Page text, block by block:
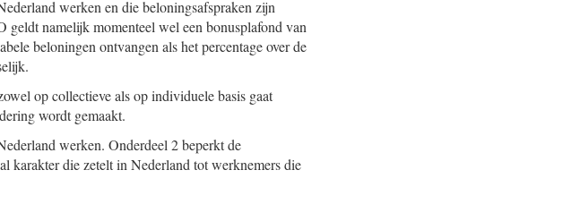
werken en die beloningsafspraken zijn
namelijk momenteel wel een bonusplafond van
beloningen ontvangen als het percentage over de
op collectieve als op individuele basis gaat
wordt gemaakt.
werken. Onderdeel 2 beperkt de
karakter die zetelt in Nederland tot werknemers die